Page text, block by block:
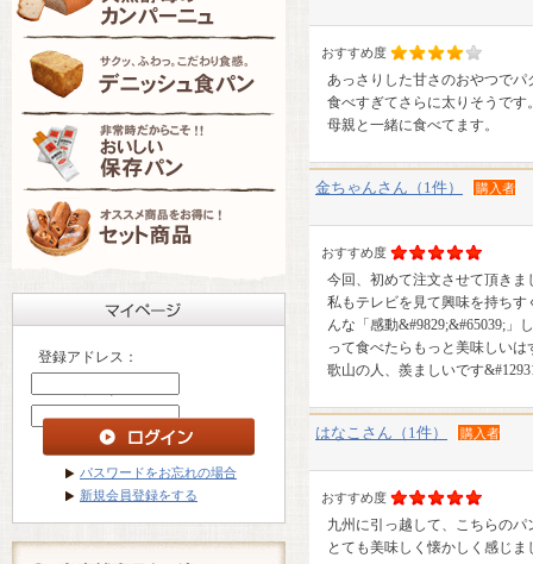
登録アドレス：
パスワードをお忘れの場合
新規会員登録をする
おすすめ度
あっさりした甘さのおやつでパ
食べすぎてさらに太りそうです
母親と一緒に食べてます。
金ちゃんさん（1件） 購入者
おすすめ度
今回、初めて注文させて頂きま
私もテレビを見て興味を持ち
んな「感動&#9829;&#65039;
って食べたらもっと美味しい
歌山の人、羨ましいです
はなこさん（1件） 購入者
おすすめ度
九州に引っ越して、こちらの
とても美味しく懐かしく感じ